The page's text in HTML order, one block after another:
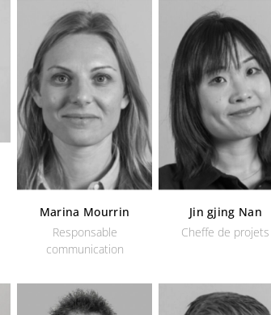
Marina Mourrin
Responsable
communication
Jin gjing Nan
Cheffe de projets